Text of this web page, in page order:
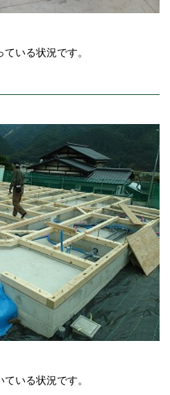
いる状況です。
いる状況です。